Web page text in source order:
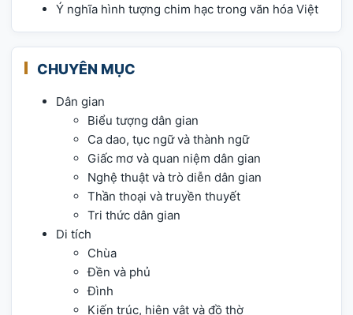
Ý nghĩa hình tượng chim hạc trong văn hóa Việt
CHUYÊN MỤC
Dân gian
Biểu tượng dân gian
Ca dao, tục ngữ và thành ngữ
Giấc mơ và quan niệm dân gian
Nghệ thuật và trò diễn dân gian
Thần thoại và truyền thuyết
Tri thức dân gian
Di tích
Chùa
Đền và phủ
Đình
Kiến trúc, hiện vật và đồ thờ